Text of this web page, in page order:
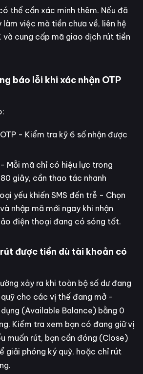
thể cần xác minh thêm. Nếu đã
làm việc mà tiền chưa về, liên hệ
và cung cấp mã giao dịch rút tiền
báo lỗi khi xác nhận OTP
- Kiểm tra kỹ 6 số nhận được
Mỗi mã chỉ có hiệu lực trong
giây, cần thao tác nhanh
yếu khiến SMS đến trễ - Chọn
nhập mã mới ngay khi nhận
điện thoại đang có sóng tốt.
được tiền dù tài khoản có
xảy ra khi toàn bộ số dư đang
cho các vị thế đang mở -
(Available Balance) bằng 0
Kiểm tra xem bạn có đang giữ vị
muốn rút, bạn cần đóng (Close)
giải phóng ký quỹ, hoặc chỉ rút